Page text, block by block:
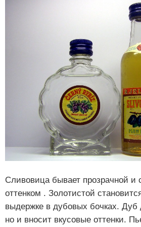
Сливовица бывает прозрачной и
оттенком . Золотистой
выдержке в дубовых бочках. Дуб
но и вносит вкусовые оттенки.